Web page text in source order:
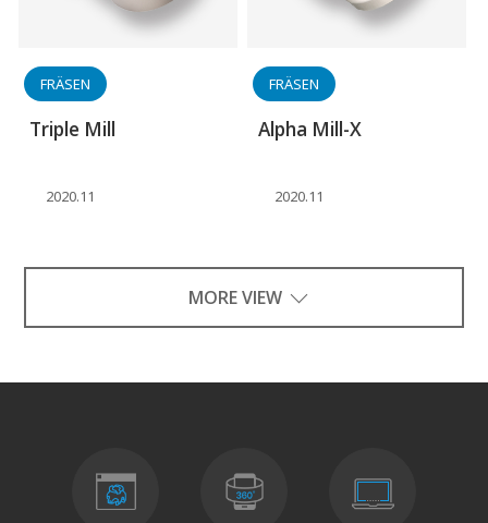
FRÄSEN
Triple Mill
2020.11
FRÄSEN
Alpha Mill-X
2020.11
MORE VIEW